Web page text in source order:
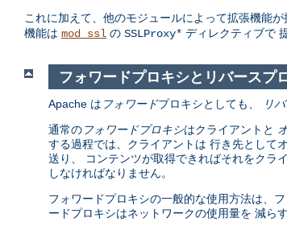
これに加えて、他のモジュールによって拡張機能
機能は mod_ssl の SSLProxy* ディレクティブで
フォワードプロキシとリバースプ
Apache は フォワードプロキシとしても、 リ
通常のフォワードプロキシはクライアントと
する過程では、クライアントは 行き先として
送り、 コンテンツが取得できればそれをクラ
しなければなりません。
フォワードプロキシの一般的な使用方法は、
ードプロキシはネットワークの使用量を 減ら